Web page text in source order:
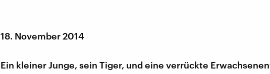
18. November 2014
Ein kleiner Junge, sein Tiger, und eine verrückte